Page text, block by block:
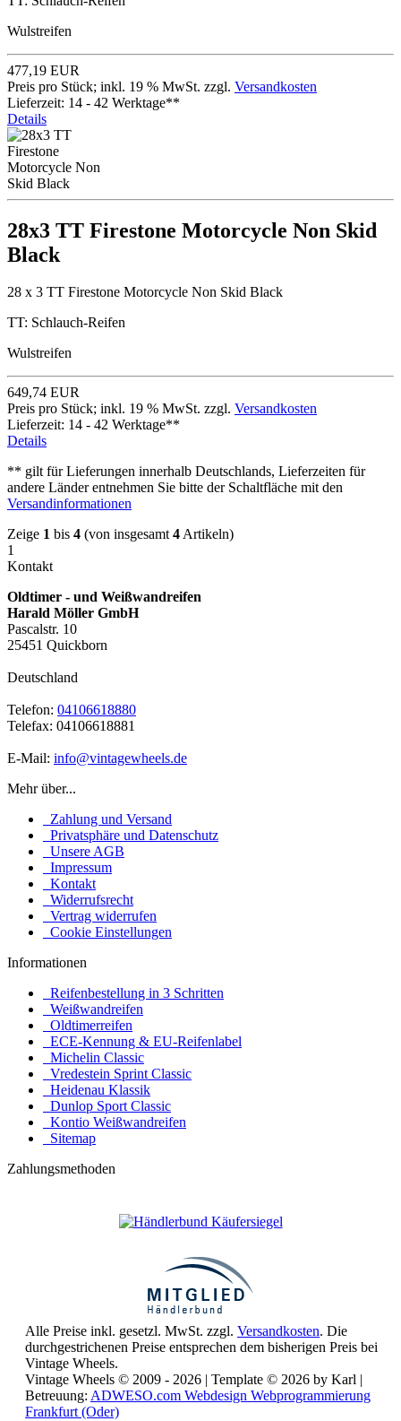
Wulstreifen
477,19 EUR
Preis pro Stück; inkl. 19 % MwSt. zzgl. Versandkosten
Lieferzeit: 14 - 42 Werktage**
Details
28x3 TT Firestone Motorcycle Non Skid
Black
28 x 3 TT Firestone Motorcycle Non Skid Black
TT: Schlauch-Reifen
Wulstreifen
649,74 EUR
Preis pro Stück; inkl. 19 % MwSt. zzgl. Versandkosten
Lieferzeit: 14 - 42 Werktage**
Details
** gilt für Lieferungen innerhalb Deutschlands, Lieferzeiten für
andere Länder entnehmen Sie bitte der Schaltfläche mit den
Versandinformationen
Zeige 1 bis 4 (von insgesamt4Artikeln)
1
Kontakt
Oldtimer - und Weißwandreifen
Harald Möller GmbH
Pascalstr. 10
25451 Quickborn
Deutschland
Telefon: 04106618880
Telefax: 04106618881
E-Mail: info@vintagewheels.de
Mehr über...
Zahlung und Versand
Privatsphäre und Datenschutz
Unsere AGB
Impressum
Kontakt
Widerrufsrecht
Vertrag widerrufen
Cookie Einstellungen
Informationen
Reifenbestellung in 3 Schritten
Weißwandreifen
Oldtimerreifen
ECE-Kennung & EU-Reifenlabel
Michelin Classic
Vredestein Sprint Classic
Heidenau Klassik
Dunlop Sport Classic
Kontio Weißwandreifen
Sitemap
Zahlungsmethoden
Alle Preise inkl. gesetzl. MwSt. zzgl. Versandkosten. Die
durchgestrichenen Preise entsprechen dem bisherigen Preis bei
Vintage Wheels.
Vintage Wheels © 2009 - 2026 | Template © 2026 by Karl |
Betreuung: ADWESO.com Webdesign Webprogrammierung
Frankfurt (Oder)